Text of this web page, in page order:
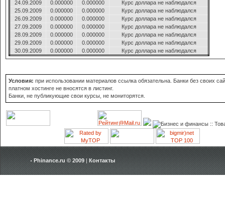
24.09.2009
0.000000 0.000000
Курс доллара не наблюдался
25.09.2009
0.000000 0.000000
Курс доллара не наблюдался
26.09.2009
0.000000 0.000000
Курс доллара не наблюдался
27.09.2009
0.000000 0.000000
Курс доллара не наблюдался
28.09.2009
0.000000 0.000000
Курс доллара не наблюдался
29.09.2009
0.000000 0.000000
Курс доллара не наблюдался
30.09.2009
0.000000 0.000000 Курс доллара не наблюдался
Условия: при использовании материалов ссылка обязательна. Банки без своих
платном хостинге не вносятся в листинг.
Банки, не публикующие свои курсы, не мониторятся.
Phinance.ru © 2009 | Контакты